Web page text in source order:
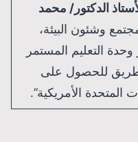
الدكتور/ محمد
وشئون البيئة،
التعليم المستمر
للحصول على
الأمريكية”.